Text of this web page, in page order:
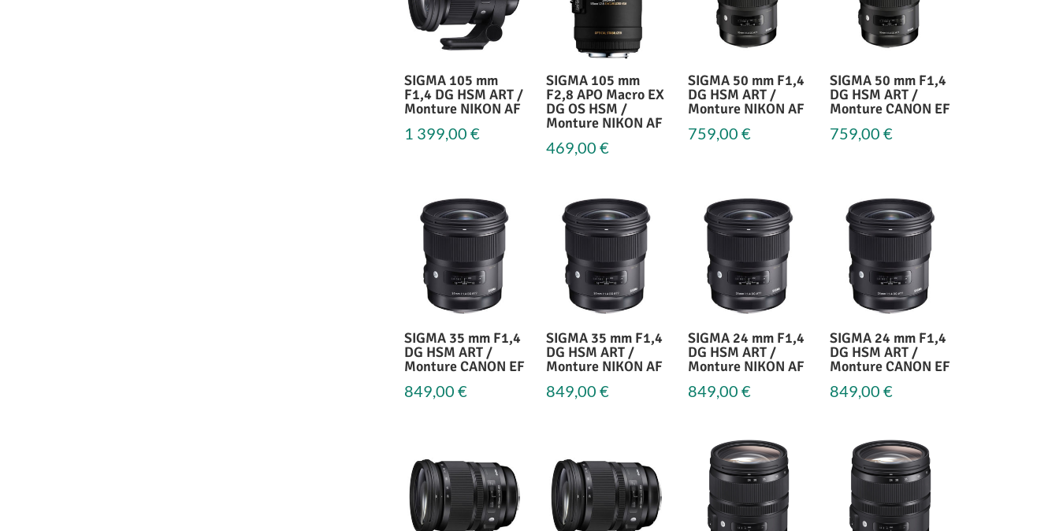
SIGMA 105 mm
F1,4 DG HSM ART /
Monture NIKON AF
1 399,00 €
SIGMA 105 mm
F2,8 APO Macro EX
DG OS HSM /
Monture NIKON AF
469,00 €
SIGMA 50 mm F1,4
DG HSM ART /
Monture NIKON AF
759,00 €
SIGMA 50 mm F1,4
DG HSM ART /
Monture CANON EF
759,00€
SIGMA 35 mm F1,4
DG HSM ART /
Monture CANON EF
849,00 €
SIGMA 35 mm F1,4
DG HSM ART /
Monture NIKON AF
849,00 €
SIGMA 24 mm F1,4
DG HSM ART /
Monture NIKON AF
849,00 €
SIGMA 24 mm F1,4
DG HSM ART /
Monture CANON EF
849,00€